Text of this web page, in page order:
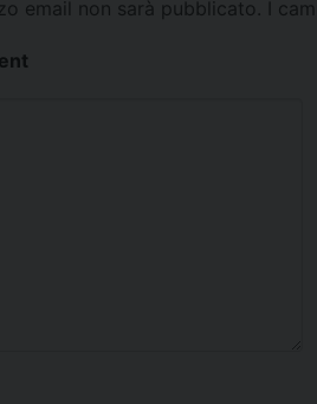
email non sarà pubblicato. I